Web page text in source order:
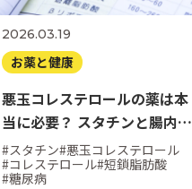
2026.03.19
お薬と健康
悪玉コレステロールの薬は本
当に必要？ スタチンと腸内環
境の意外な関係
#スタチン#悪玉コレステロール
#コレステロール#短鎖脂肪酸
#糖尿病